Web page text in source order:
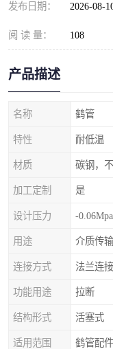
发布日期： 2026-08-
阅 读 量： 108
产品描述
名称 鹤管
特性 耐低温
材质 碳钢，
加工定制 是
设计压力 -
用途 介质传输
连接方式 法兰连接
功能用途 拉断
结构形式 活塞式
适用范围 鹤管配件